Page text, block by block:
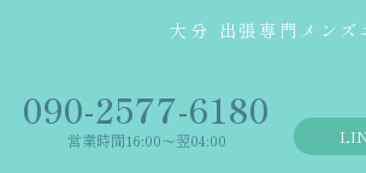
大分 出張専門メン
‭090-2577-6180
営業時間16:00〜翌04:00